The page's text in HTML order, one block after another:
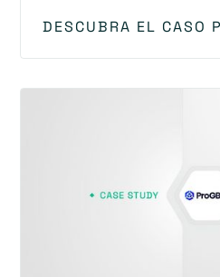
DESCUBRA EL CASO